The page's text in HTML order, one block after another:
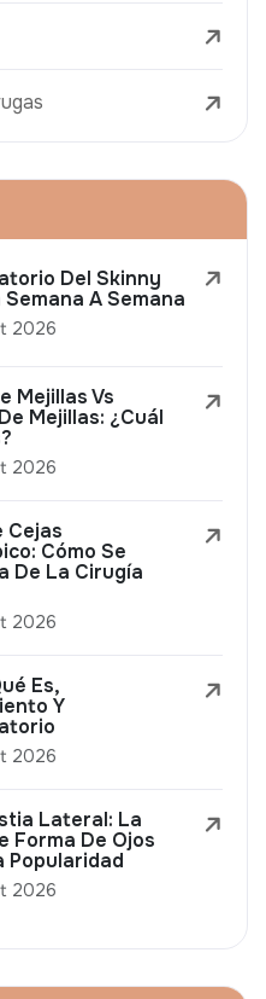
Del Skinny
Semana A Semana
2026
Mejillas Vs
Mejillas: ¿Cuál
2026
Cejas
Cómo Se
De La Cirugía
2026
Es,
Y
2026
Lateral: La
Forma De Ojos
Popularidad
2026